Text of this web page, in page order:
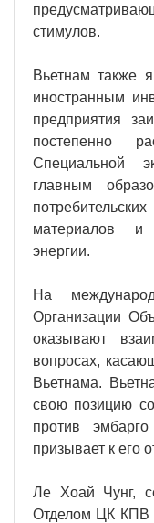
стимулов.
Вьетнам также
иностранным
предприятия
постепенно
Специальной
главным
материалов и
энергии.
На
Организации
оказывают
вопросах,
Вьетнама.
свою позицию
против
призывает к его
Ле Хоай Чунг,
Отделом ЦК КПВ